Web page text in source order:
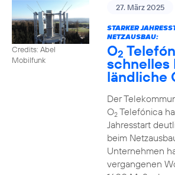
Credits: Abel
Mobilfunk
27. März 2025
STARKER
NETZAUSBAU:
O2
schnelles
ländliche
Der
O2Telefónica
Jahresstart
beim
Unternehmen
vergangenen